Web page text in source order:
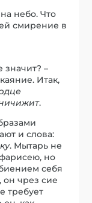
небо. Что
смирение в
значит? –
Итак,
.
и слова:
. Мытарь не
но
себя
он чрез сие
требует